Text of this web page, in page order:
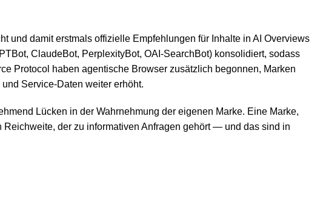
und damit erstmals offizielle Empfehlungen für Inhalte in AI Overviews
ClaudeBot, PerplexityBot, OAI-SearchBot) konsolidiert, sodass
Protocol haben agentische Browser zusätzlich begonnen, Marken
Service-Daten weiter erhöht.
Lücken in der Wahrnehmung der eigenen Marke. Eine Marke,
der zu informativen Anfragen gehört — und das sind in